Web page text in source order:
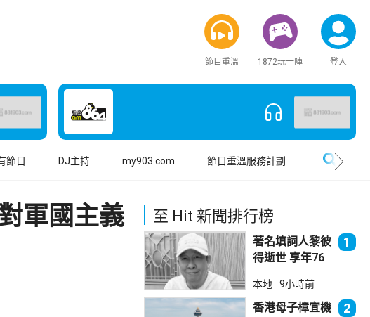
節目重溫 1872玩一陣 登入
節目 DJ主持 my903.com 節目重溫服務計劃
軍國主義
至 Hit 新聞排行榜
著名填詞人黎彼
得逝世 享年76
1
本地 9小時前
香港母子樟宜機
2